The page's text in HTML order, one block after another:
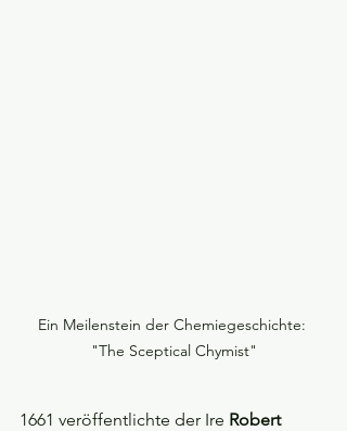
Ein Meilenstein der Chemiegeschichte:
"The Sceptical Chymist"
1661 veröffentlichte der Ire Robert